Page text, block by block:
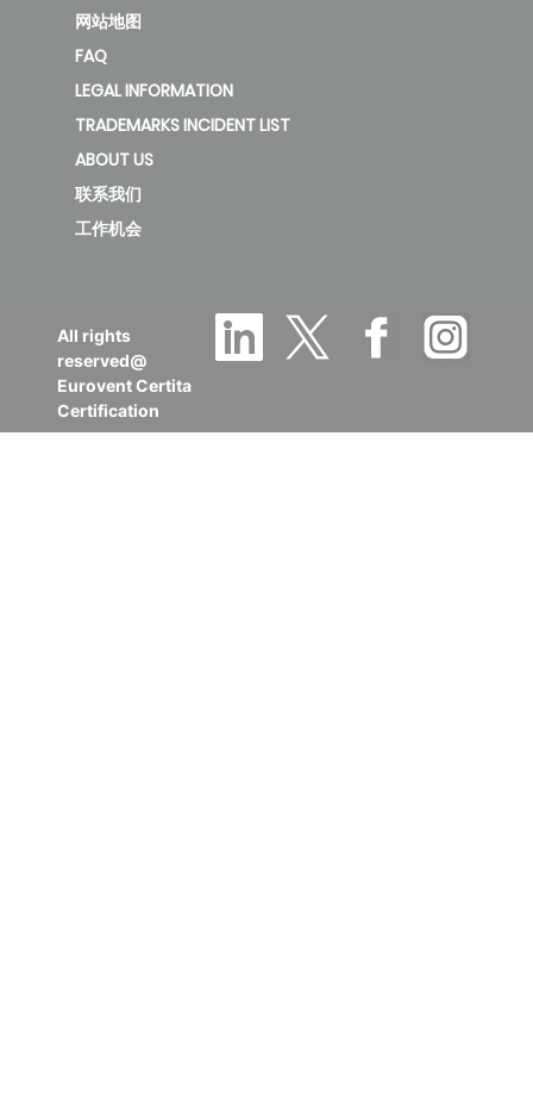
网站地图
FAQ
LEGAL INFORMATION
TRADEMARKS INCIDENT LIST
ABOUT US
联系我们
工作机会
All rights
reserved@
Eurovent Certita
Certification